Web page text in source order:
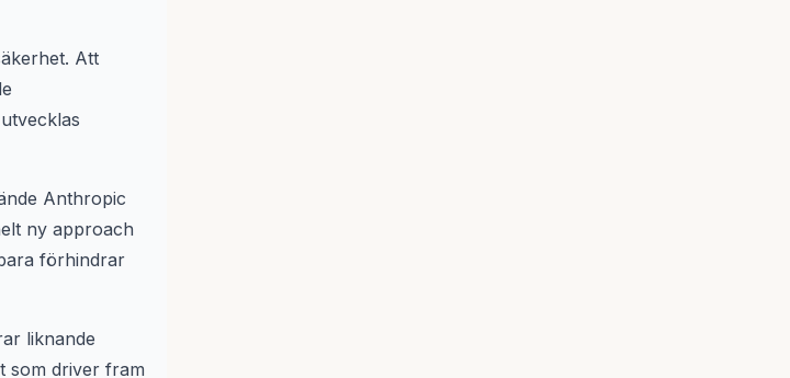
Att
Anthropic
ny approach
förhindrar
liknande
som driver fram